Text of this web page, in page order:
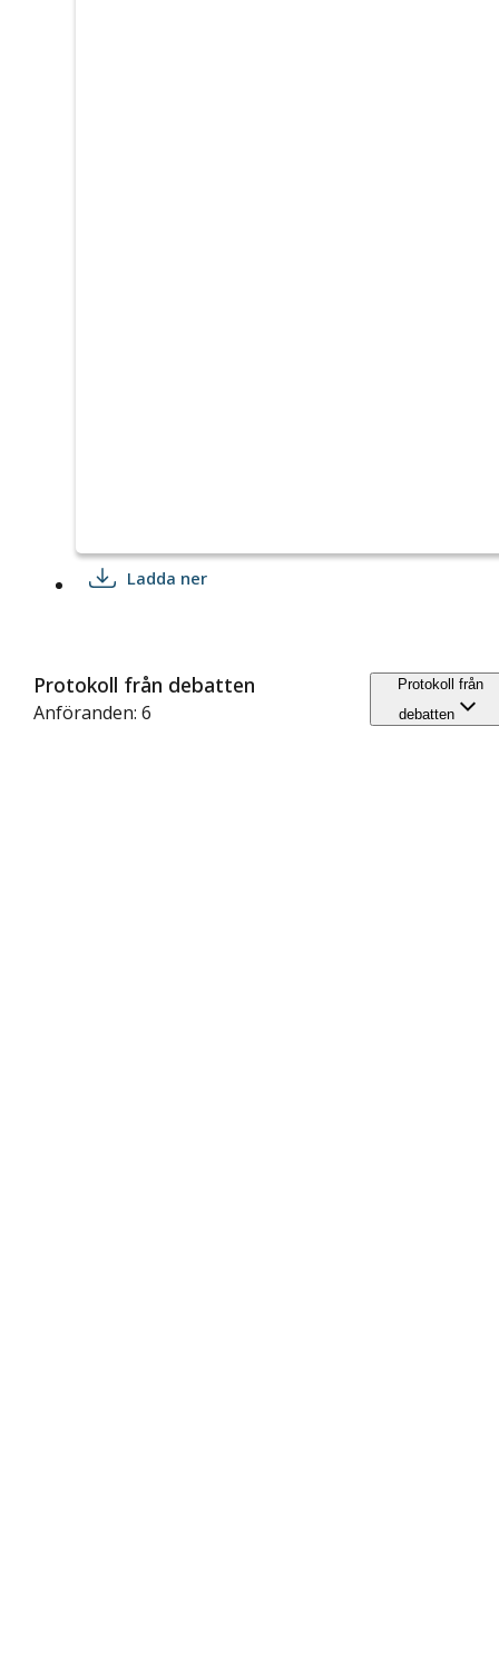
Ladda ner
Protokoll från debatten
Anföranden: 6
Protokoll från
debatten